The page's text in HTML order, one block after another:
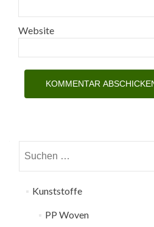
Website
nach:
Kunststoffe
PP Woven